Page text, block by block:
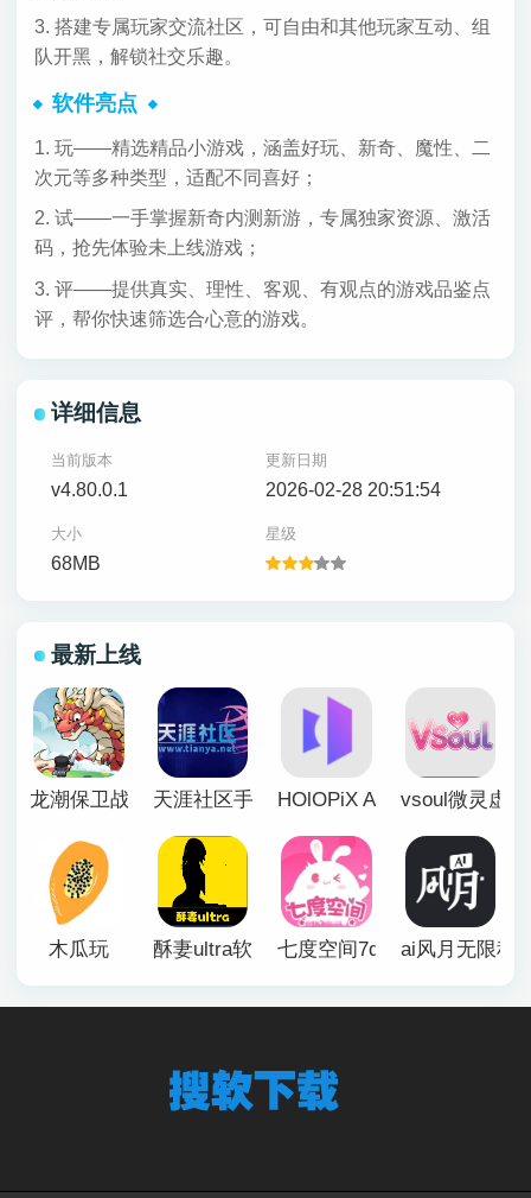
3. 搭建专属玩家交流社区，可自由和其他玩家互动、组
队开黑，解锁社交乐趣。
软件亮点
1. 玩——精选精品小游戏，涵盖好玩、新奇、魔性、二
次元等多种类型，适配不同喜好；
2. 试——一手掌握新奇内测新游，专属独家资源、激活
码，抢先体验未上线游戏；
3. 评——提供真实、理性、客观、有观点的游戏品鉴点
评，帮你快速筛选合心意的游戏。
详细信息
当前版本
v4.80.0.1
更新日期
2026-02-28 20:51:54
大小
68MB
星级
最新上线
龙潮保卫战 天涯社区手机版HOlOPiX AI手机版vsoul微灵虚
木瓜玩 酥妻ultra软件 七度空间7duapp正版
ai风月无限积